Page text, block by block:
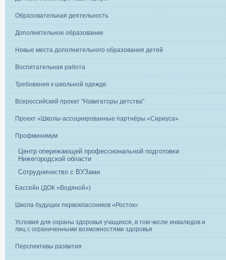
Образовательная деятельность
Дополнительное образование
Новые места дополнительного образования детей
Воспитательная работа
Требования к школьной одежде
Всероссийский проект "Навигаторы детства"
Проект «Школы-ассоциированные партнёры «Сириуса»
Профминимум
Центр опережающей профессиональной подготовки
Нижегородской области
Сотрудничество с ВУЗами
Бассейн (ДОК «Водяной»)
Школа будущих первоклассников «Росток»
Условия для охраны здоровья учащихся, в том числе инвалидов и
лиц с ограниченными возможностями здоровья
Перспективы развития